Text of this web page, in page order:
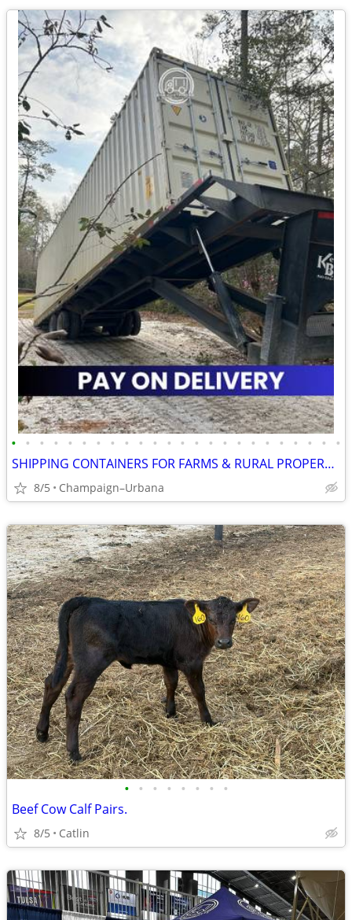
• • • • • • • • • • • • • • • • • • • • • • • •
SHIPPING CONTAINERS FOR FARMS & RURAL PROPERTIES 872-360-8481
8/5 Champaign–Urbana
• • • • • • • •
Beef Cow Calf Pairs.
8/5 Catlin